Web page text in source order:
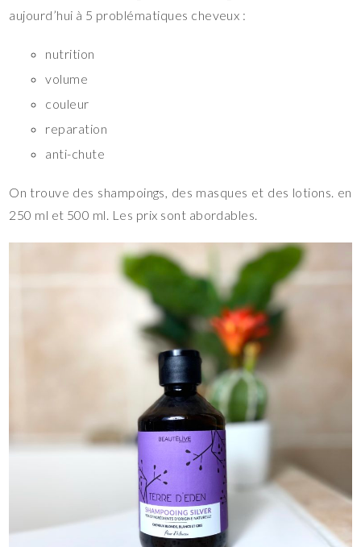
aujourd’hui à 5 problématiques cheveux :
nutrition
volume
couleur
reparation
anti-chute
On trouve des shampoings, des masques et des lotions. en
250 ml et 500 ml. Les prix sont abordables.